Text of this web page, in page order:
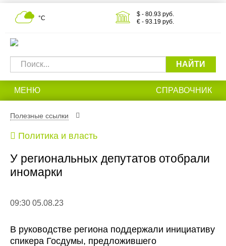
°С
$ - 80.93 руб.
€ - 93.19 руб.
НАЙТИ
МЕНЮ СПРАВОЧНИК
Полезные ссылки
Политика и власть
У региональных депутатов отобрали
иномарки
09:30 05.08.23
В руководстве региона поддержали инициативу
спикера Госдумы, предложившего